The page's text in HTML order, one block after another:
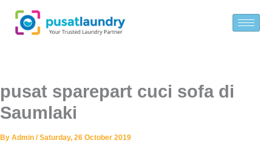
content
pusat sparepart cuci sofa di
Saumlaki
By Admin /Saturday, 26 October 2019